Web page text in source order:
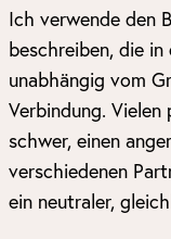
Ich verwende den
beschreiben, die in
unabhängig vom
Verbindung.
schwer, einen
verschiedenen
ein neutraler,